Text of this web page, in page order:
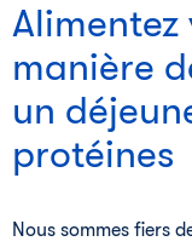
manière
un
protéines
Nous sommes fiers